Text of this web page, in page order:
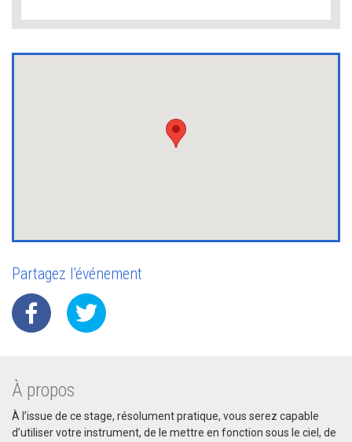
Partagez l'événement
À propos
À l’issue de ce stage, résolument pratique, vous serez capable
d’utiliser votre instrument, de le mettre en fonction sous le ciel, de